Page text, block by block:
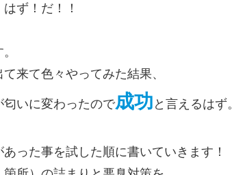
ず！だ！！
来て色々やってみた結果、
いに変わったので成功 と言えるはず。
った事を試した順に書いていきます！